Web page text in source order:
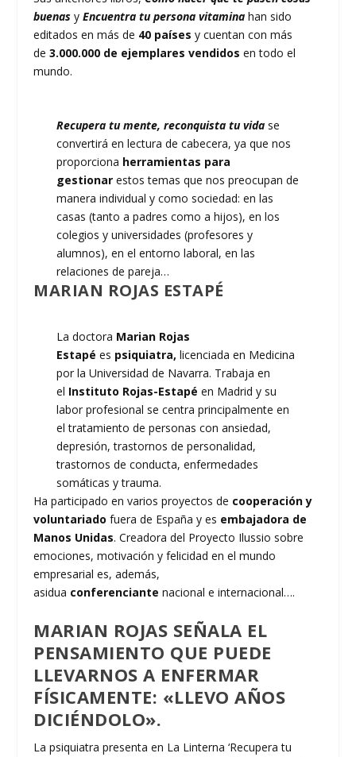
buenas yEncuentra tu persona vitamina han sido
editados en más de 40 países y cuentan con más
de3.000.000 de ejemplares vendidosen todo el
mundo.
Recupera tu mente, reconquista tu vida se
convertirá en lectura de cabecera, ya que nos
proporciona herramientas para
gestionar estos temas que nos preocupan de
manera individual y como sociedad: en las
casas (tanto a padres como a hijos), en los
colegios y universidades (profesores y
alumnos), en el entorno laboral, en las
relaciones de pareja…
MARIAN ROJAS ESTAPÉ
La doctora Marian Rojas
Estapé es psiquiatra, licenciada en Medicina
por la Universidad de Navarra. Trabaja en
el Instituto Rojas-Estapé en Madrid y su
labor profesional se centra principalmente en
el tratamiento de personas con ansiedad,
depresión, trastornos de personalidad,
trastornos de conducta, enfermedades
somáticas y trauma.
Ha participado en varios proyectos de cooperación y
voluntariado fuera de España y es embajadora de
Manos Unidas. Creadora del Proyecto Ilussio sobre
emociones, motivación y felicidad en el mundo
empresarial es, además,
asidua conferenciante nacional e internacional….
MARIAN ROJAS SEÑALA EL
PENSAMIENTO QUE PUEDE
LLEVARNOS A ENFERMAR
FÍSICAMENTE: «LLEVO AÑOS
DICIÉNDOLO».
La psiquiatra presenta en La Linterna ‘Recupera tu